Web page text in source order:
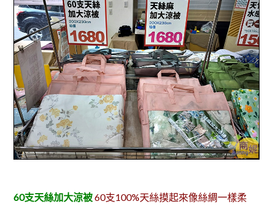
60支天絲加大涼被60支100%天絲摸起來像絲綢一樣柔